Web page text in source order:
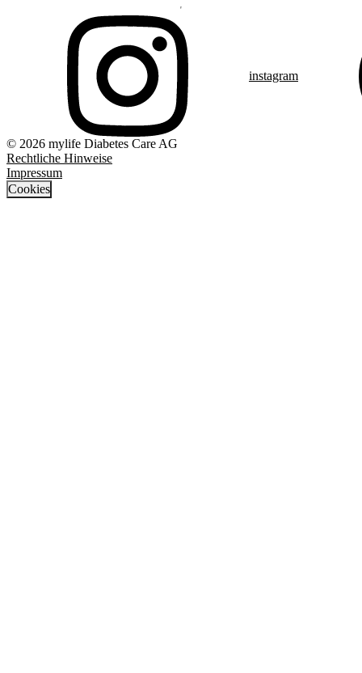
instagram
© 2026 mylife Diabetes Care AG
Rechtliche Hinweise
Impressum
Cookies